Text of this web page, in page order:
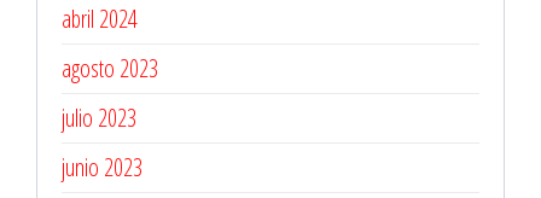
abril 2024
agosto 2023
julio 2023
junio 2023